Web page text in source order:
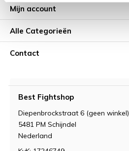
Mijn account
Alle Categorieën
Contact
Best Fightshop
Diepenbrockstraat 6 (geen winkel)
5481 PM Schijndel
Nederland